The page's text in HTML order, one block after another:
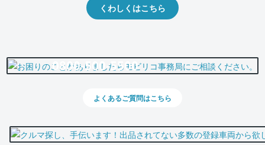
くわしくはこちら
0800-500-5500
よくあるご質問はこちら